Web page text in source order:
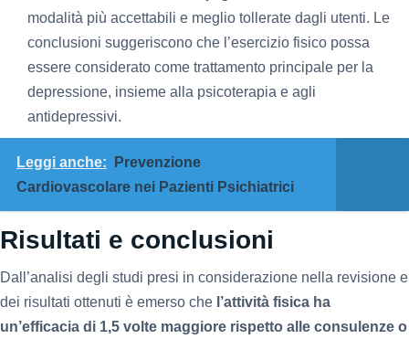
modalità più accettabili e meglio tollerate dagli utenti. Le
conclusioni suggeriscono che l’esercizio fisico possa
essere considerato come trattamento principale per la
depressione, insieme alla psicoterapia e agli
antidepressivi.
Leggi anche:
Prevenzione
Cardiovascolare nei Pazienti Psichiatrici
Risultati e conclusioni
Dall’analisi degli studi presi in considerazione nella revisione e
dei risultati ottenuti è emerso che l’attività fisica ha
un’efficacia di 1,5 volte maggiore rispetto alle consulenze o